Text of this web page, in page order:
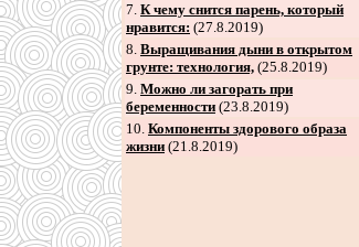
7. К чему снится парень, который
нравится: (27.8.2019)
8. Выращивания дыни в открытом
грунте: технология, (25.8.2019)
9. Можно ли загорать при
беременности (23.8.2019)
10. Компоненты здорового образа
жизни (21.8.2019)